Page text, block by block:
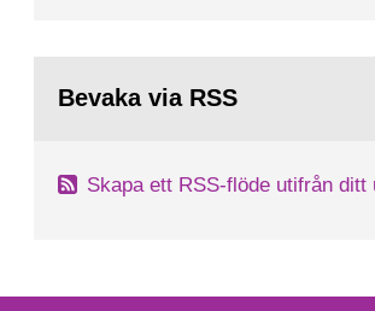
Bevaka via RSS
Skapa ett RSS-flöde utifrån